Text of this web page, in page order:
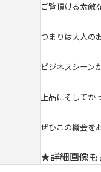
ご覧頂ける素敵
つまりは大人の
ビジネスシーン
上品にそしてか
ぜひこの機会を
★詳細画像